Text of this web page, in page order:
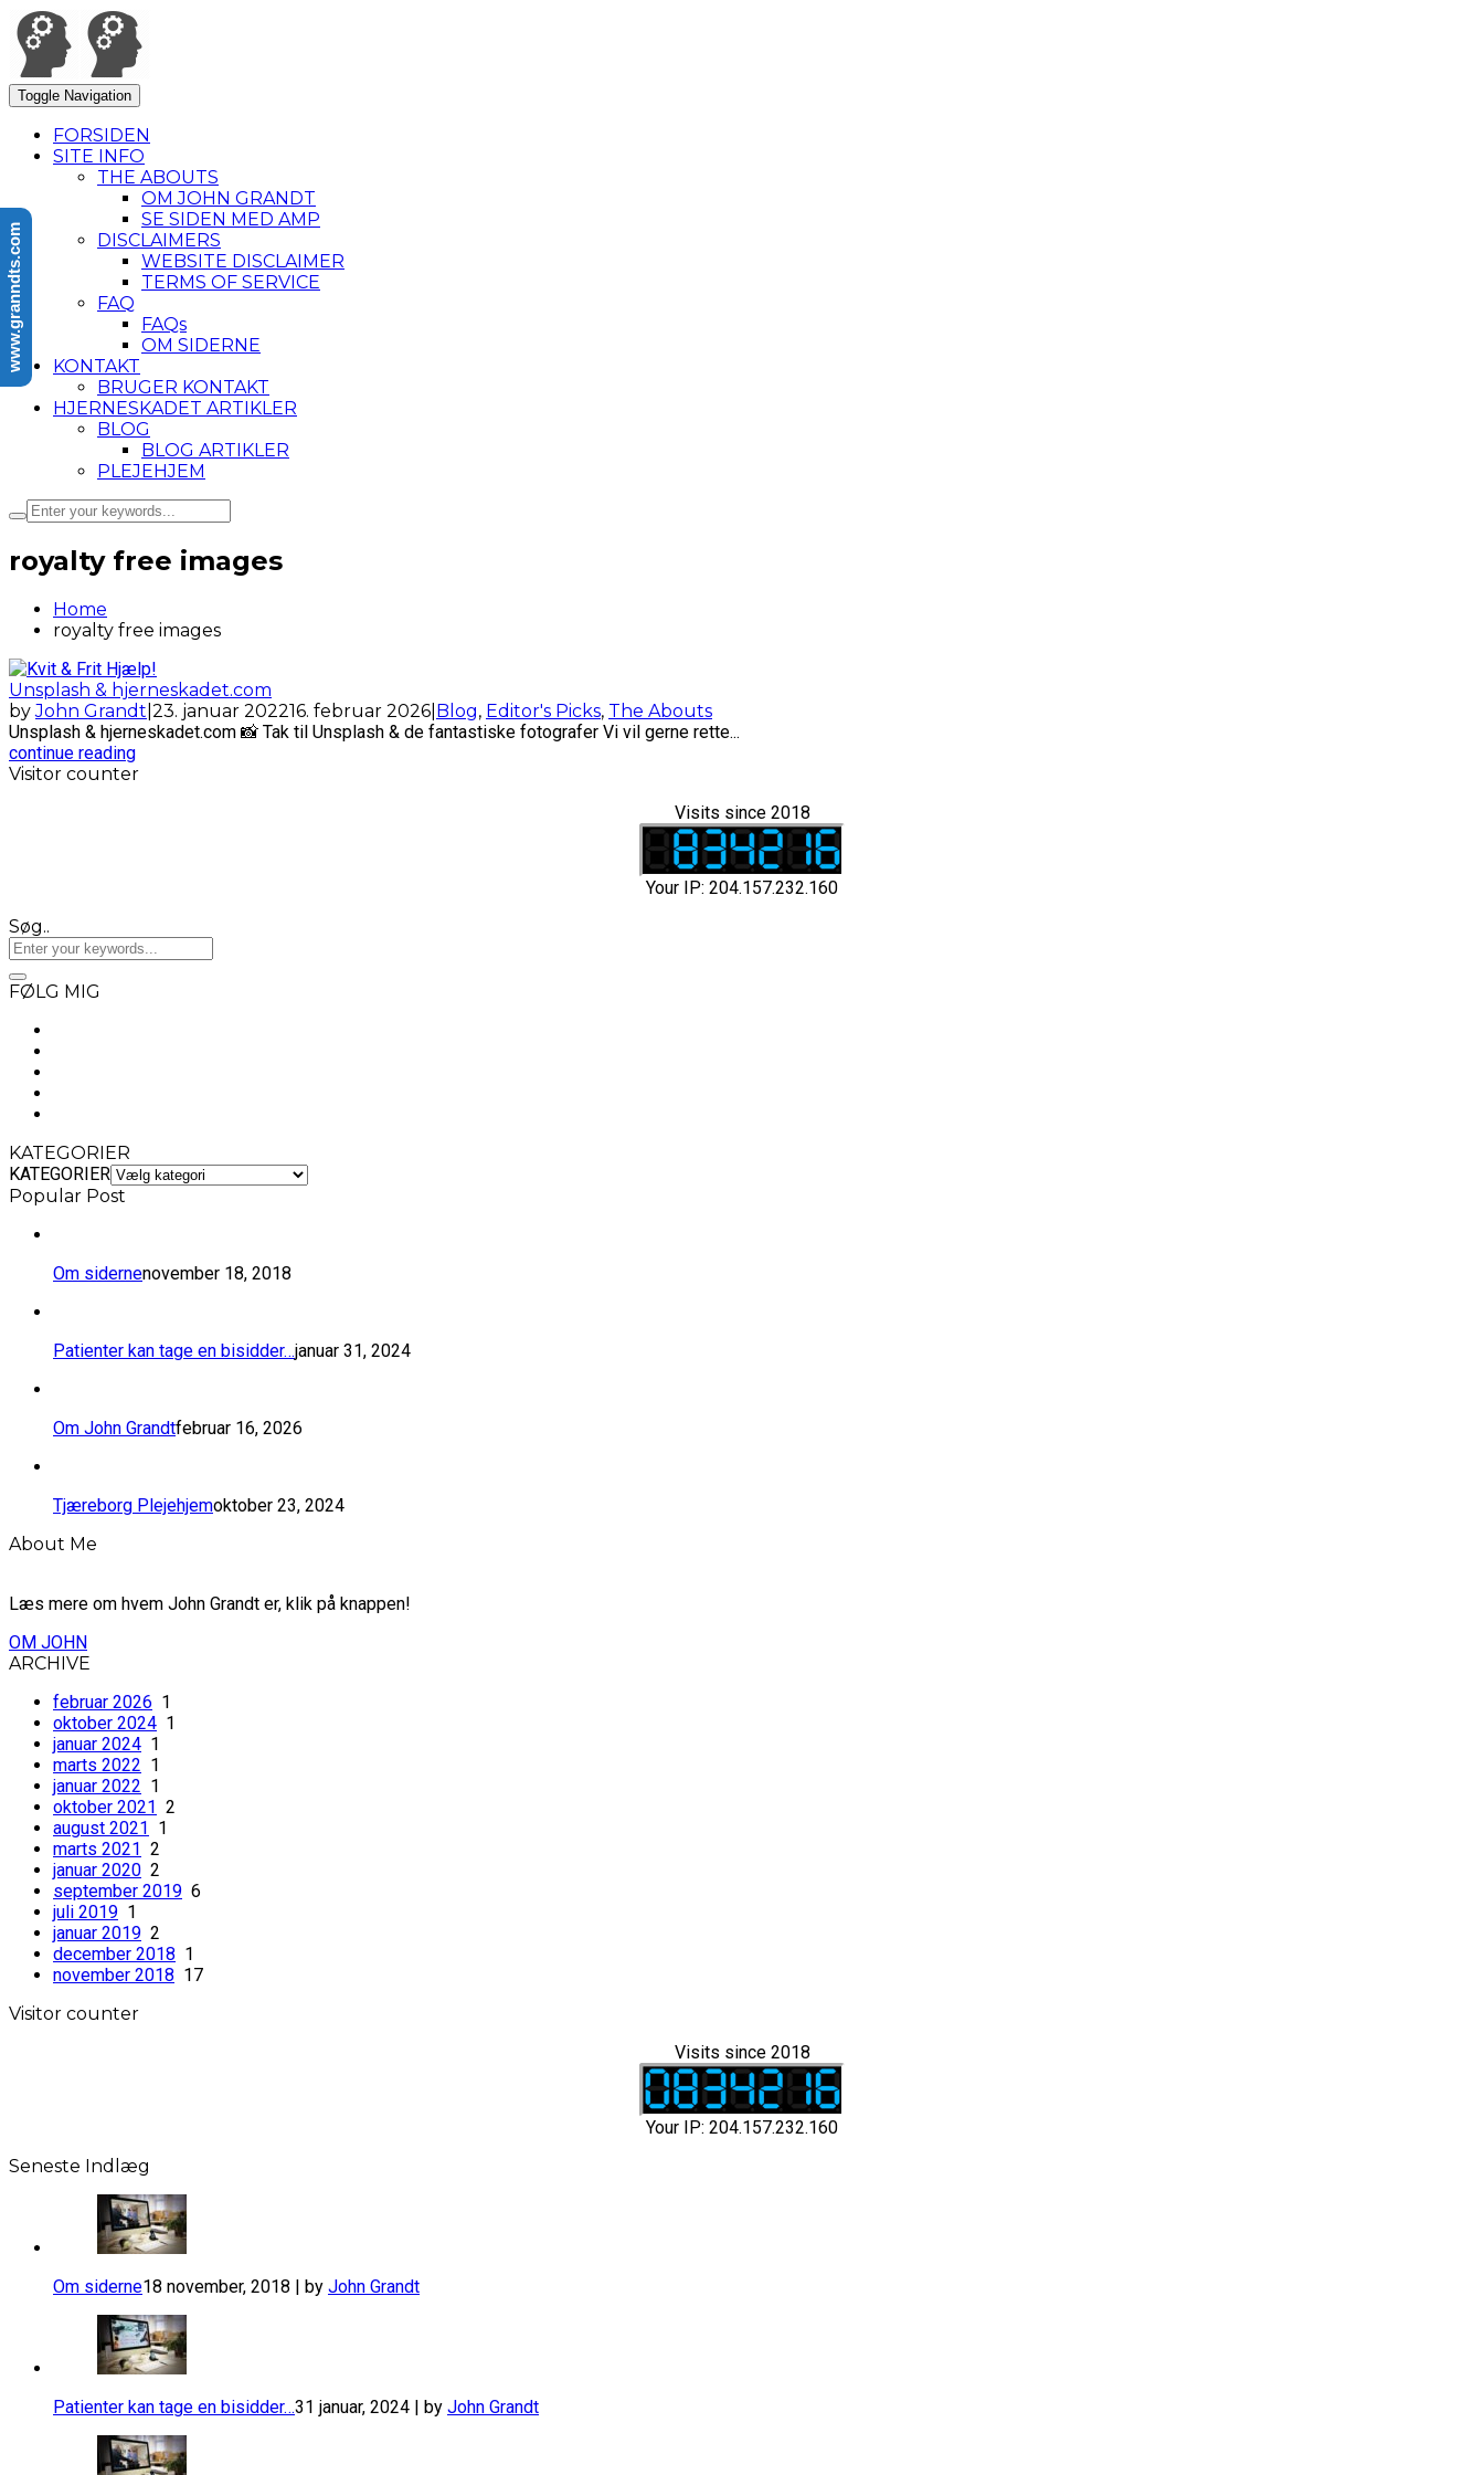
Toggle Navigation
FORSIDEN
SITE INFO
THE ABOUTS
OM JOHN GRANDT
SE SIDEN MED AMP
DISCLAIMERS
WEBSITE DISCLAIMER
TERMS OF SERVICE
FAQ
FAQs
OM SIDERNE
KONTAKT
BRUGER KONTAKT
HJERNESKADET ARTIKLER
BLOG
BLOG ARTIKLER
PLEJEHJEM
royalty free images
Home
royalty free images
Unsplash & hjerneskadet.com
byJohn Grandt 23. januar 202216. februar 2026 Blog, Editor's Picks, The Abouts
Unsplash & hjerneskadet.com 📸 Tak til Unsplash & de fantastiske fotografer Vi vil gerne rette...
continue reading
Visitor counter
Visits since 2018
Your IP: 204.157.232.160
Søg..
FØLG MIG
KATEGORIER
KATEGORIER
Popular Post
Om sidernenovember 18, 2018
​Patienter kan tage en bisidder…januar 31, 2024
Om John Grandtfebruar 16, 2026
Tjæreborg Plejehjemoktober 23, 2024
About Me
Læs mere om hvem John Grandt er, klik på knappen!
OM JOHN
ARCHIVE
februar 2026 1
oktober 2024 1
januar 2024 1
marts 2022 1
januar 2022 1
oktober 2021 2
august 2021 1
marts 2021 2
januar 2020 2
september 2019 6
juli 2019 1
januar 2019 2
december 2018 1
november 2018 17
Visitor counter
Visits since 2018
Your IP: 204.157.232.160
Seneste Indlæg
Om siderne18 november, 2018 | by John Grandt
​Patienter kan tage en bisidder…31 januar, 2024 | by John Grandt
www.granndts.com